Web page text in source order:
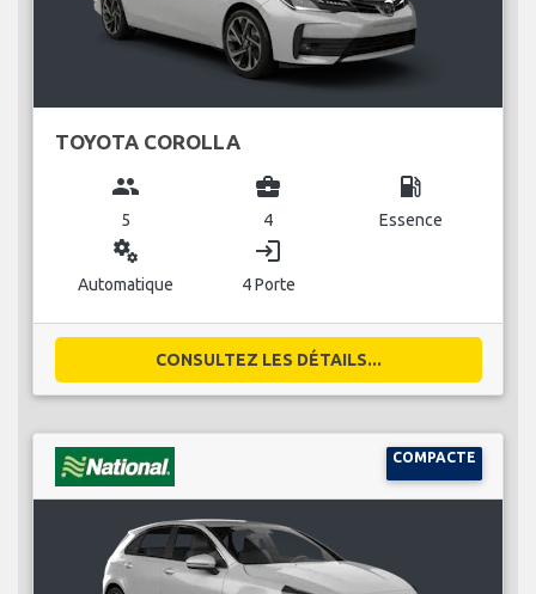
TOYOTA COROLLA
group
5
business_center
4
local_gas_station
Essence
miscellaneous_services
Automatique
login
4 Porte
CONSULTEZ LES DÉTAILS...
COMPACTE